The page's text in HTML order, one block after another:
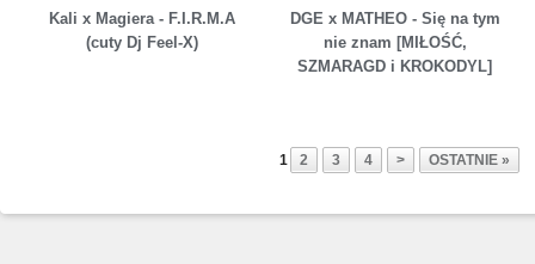
Kali x Magiera - F.I.R.M.A
(cuty Dj Feel-X)
DGE x MATHEO - Się na tym
nie znam [MIŁOŚĆ,
SZMARAGD i KROKODYL]
1 2 3 4 > OSTATNIE »